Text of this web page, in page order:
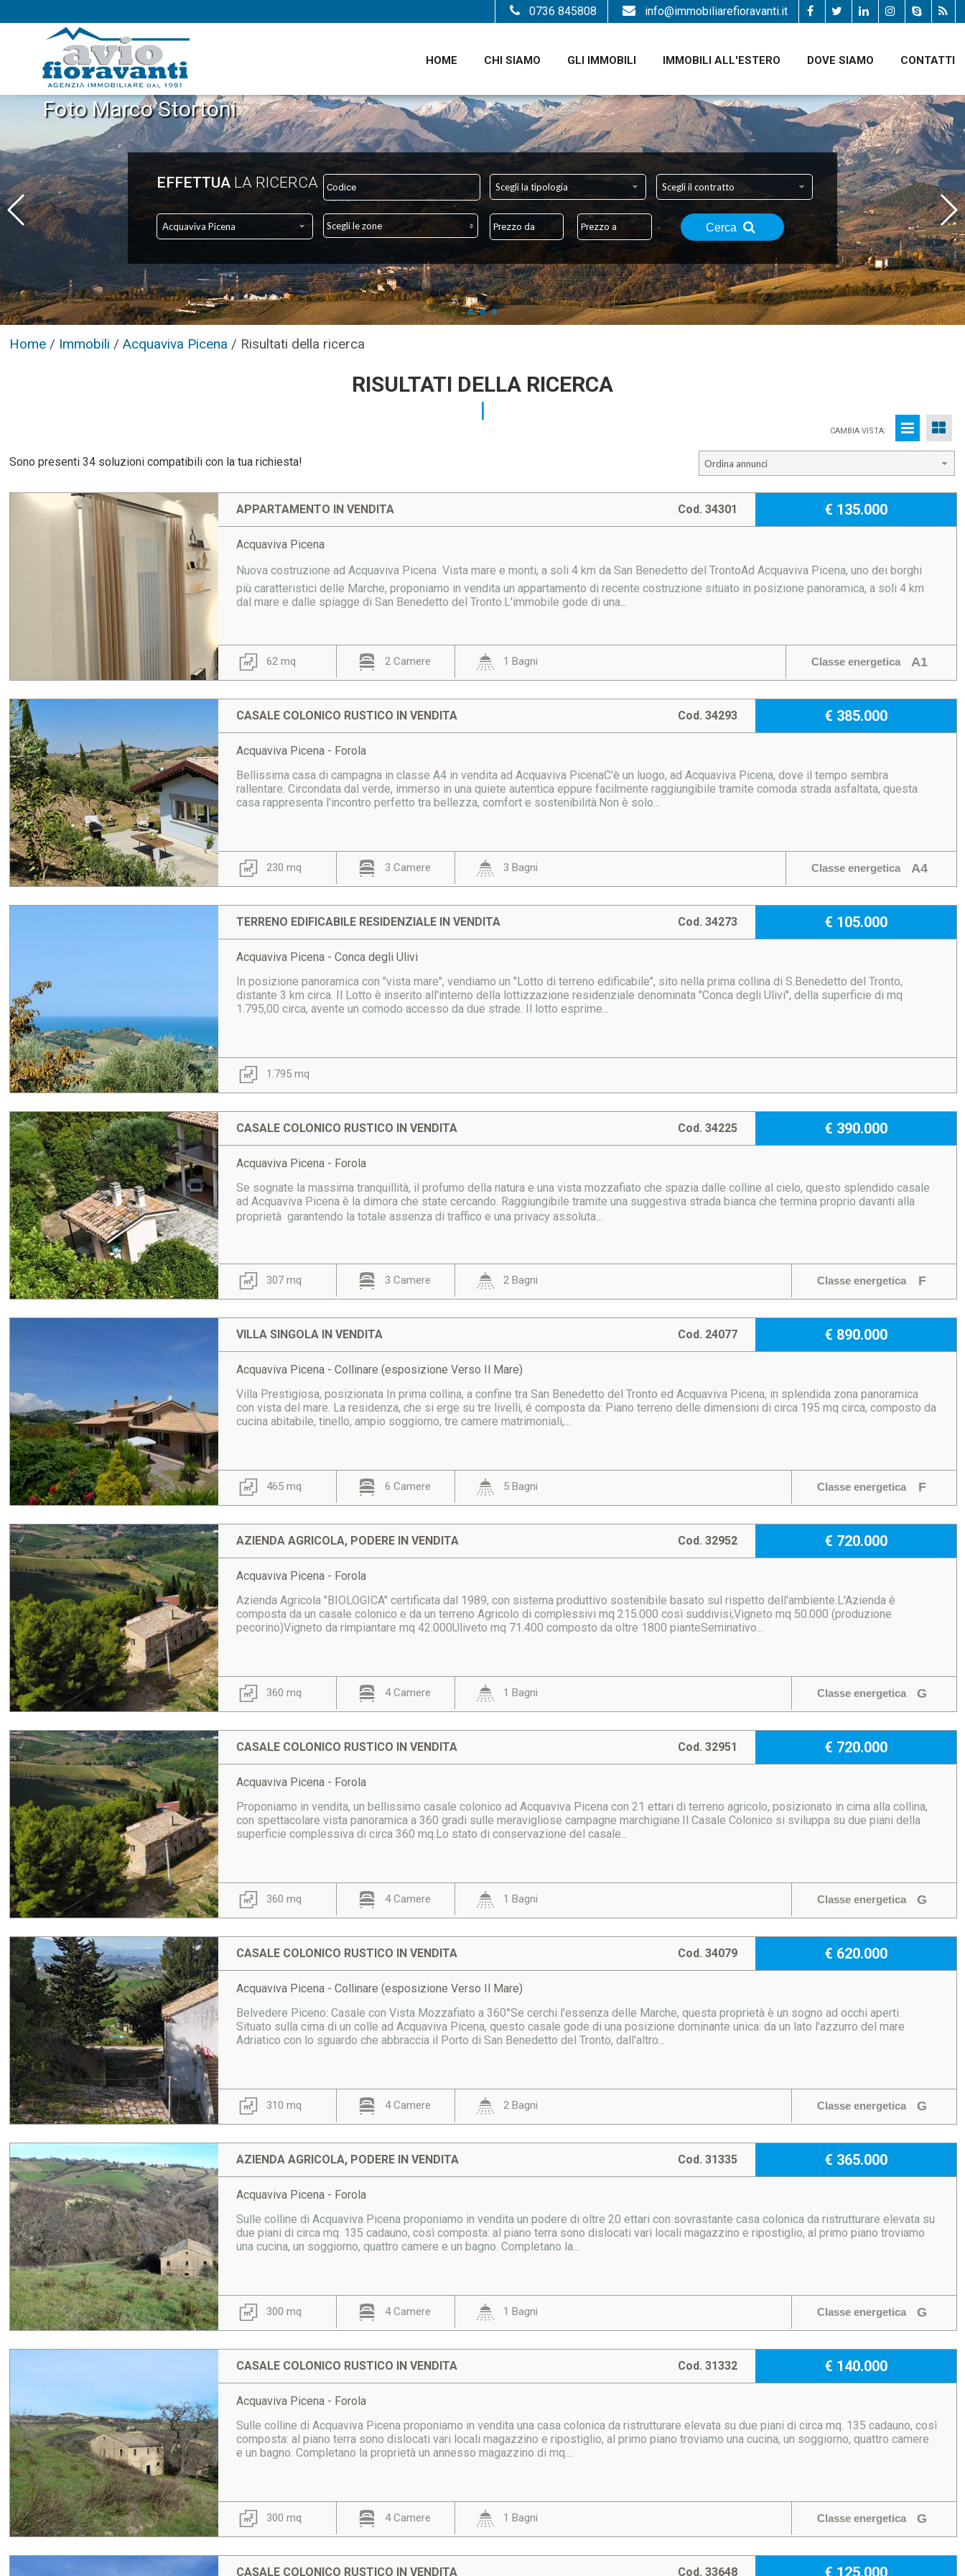
HOME CHI SIAMO GLI IMMOBILI IMMOBILI ALL'ESTERO DOVE SIAMO CONTATTI
info@immobiliarefioravanti.it
0736 845808
Foto Marco Stortoni
EFFETTUA LA RICERCA Scegli la tipologia Scegli il contratto
Acquaviva Picena Scegli le zone Cerca
Home / Immobili /Acquaviva Picena / Risultati della ricerca
RISULTATI DELLA RICERCA
CAMBIA VISTA:
Sono presenti 34 soluzioni compatibili con la tua richiesta! Ordina annunci
APPARTAMENTO IN VENDITA € 135.000
Cod. 34301
Acquaviva Picena
Nuova costruzione ad Acquaviva Picena  Vista mare e monti, a soli 4 km da San Benedetto del TrontoAd Acquaviva Picena, uno dei borghi
più caratteristici delle Marche, proponiamo in vendita un appartamento di recente costruzione situato in posizione panoramica, a soli 4 km
dal mare e dalle spiagge di San Benedetto del Tronto.L'immobile gode di una...
62 mq 2 Camere 1 Bagni Classe energetica A1
CASALE COLONICO RUSTICO IN VENDITA € 385.000
Cod. 34293
Acquaviva Picena - Forola
Bellissima casa di campagna in classe A4 in vendita ad Acquaviva PicenaC'è un luogo, ad Acquaviva Picena, dove il tempo sembra
rallentare. Circondata dal verde, immerso in una quiete autentica eppure facilmente raggiungibile tramite comoda strada asfaltata, questa
casa rappresenta l'incontro perfetto tra bellezza, comfort e sostenibilità.Non è solo...
230 mq 3 Camere 3 Bagni Classe energetica A4
TERRENO EDIFICABILE RESIDENZIALE IN VENDITA € 105.000
Cod. 34273
Acquaviva Picena - Conca degli Ulivi
In posizione panoramica con "vista mare", vendiamo un "Lotto di terreno edificabile", sito nella prima collina di S.Benedetto del Tronto,
distante 3 km circa. Il Lotto è inserito all'interno della lottizzazione residenziale denominata "Conca degli Ulivi", della superficie di mq
1.795,00 circa, avente un comodo accesso da due strade. Il lotto esprime...
1.795 mq
CASALE COLONICO RUSTICO IN VENDITA € 390.000
Cod. 34225
Acquaviva Picena - Forola
Se sognate la massima tranquillità, il profumo della natura e una vista mozzafiato che spazia dalle colline al cielo, questo splendido casale
ad Acquaviva Picena è la dimora che state cercando. Raggiungibile tramite una suggestiva strada bianca che termina proprio davanti alla
proprietà  garantendo la totale assenza di traffico e una privacy assoluta...
307 mq 3 Camere 2 Bagni Classe energetica F
VILLA SINGOLA IN VENDITA € 890.000
Cod. 24077
Acquaviva Picena - Collinare (esposizione Verso Il Mare)
Villa Prestigiosa, posizionata In prima collina, a confine tra San Benedetto del Tronto ed Acquaviva Picena, in splendida zona panoramica
con vista del mare. La residenza, che si erge su tre livelli, é composta da: Piano terreno delle dimensioni di circa 195 mq circa, composto da
cucina abitabile, tinello, ampio soggiorno, tre camere matrimoniali,...
465 mq 6 Camere 5 Bagni Classe energetica F
AZIENDA AGRICOLA, PODERE IN VENDITA € 720.000
Cod. 32952
Acquaviva Picena - Forola
Azienda Agricola "BIOLOGICA" certificata dal 1989, con sistema produttivo sostenibile basato sul rispetto dell'ambiente.L'Azienda è
composta da un casale colonico e da un terreno Agricolo di complessivi mq 215.000 così suddivisi;Vigneto mq 50.000 (produzione
pecorino)Vigneto da rimpiantare mq 42.000Uliveto mq 71.400 composto da oltre 1800 pianteSeminativo...
360 mq 4 Camere 1 Bagni Classe energetica G
CASALE COLONICO RUSTICO IN VENDITA € 720.000
Cod. 32951
Acquaviva Picena - Forola
Proponiamo in vendita, un bellissimo casale colonico ad Acquaviva Picena con 21 ettari di terreno agricolo, posizionato in cima alla collina,
con spettacolare vista panoramica a 360 gradi sulle meravigliose campagne marchigiane.Il Casale Colonico si sviluppa su due piani della
superficie complessiva di circa 360 mq.Lo stato di conservazione del casale...
360 mq 4 Camere 1 Bagni Classe energetica G
CASALE COLONICO RUSTICO IN VENDITA € 620.000
Cod. 34079
Acquaviva Picena - Collinare (esposizione Verso Il Mare)
Belvedere Piceno: Casale con Vista Mozzafiato a 360°Se cerchi l'essenza delle Marche, questa proprietà è un sogno ad occhi aperti.
Situato sulla cima di un colle ad Acquaviva Picena, questo casale gode di una posizione dominante unica: da un lato l'azzurro del mare
Adriatico con lo sguardo che abbraccia il Porto di San Benedetto del Tronto, dall'altro...
310 mq 4 Camere 2 Bagni Classe energetica G
AZIENDA AGRICOLA, PODERE IN VENDITA € 365.000
Cod. 31335
Acquaviva Picena - Forola
Sulle colline di Acquaviva Picena proponiamo in vendita un podere di oltre 20 ettari con sovrastante casa colonica da ristrutturare elevata su
due piani di circa mq. 135 cadauno, così composta: al piano terra sono dislocati vari locali magazzino e ripostiglio, al primo piano troviamo
una cucina, un soggiorno, quattro camere e un bagno. Completano la...
300 mq 4 Camere 1 Bagni Classe energetica G
CASALE COLONICO RUSTICO IN VENDITA € 140.000
Cod. 31332
Acquaviva Picena - Forola
Sulle colline di Acquaviva Picena proponiamo in vendita una casa colonica da ristrutturare elevata su due piani di circa mq. 135 cadauno, così
composta: al piano terra sono dislocati vari locali magazzino e ripostiglio, al primo piano troviamo una cucina, un soggiorno, quattro camere
e un bagno. Completano la proprietà un annesso magazzino di mq....
300 mq 4 Camere 1 Bagni Classe energetica G
CASALE COLONICO RUSTICO IN VENDITA € 125.000
Cod. 33648